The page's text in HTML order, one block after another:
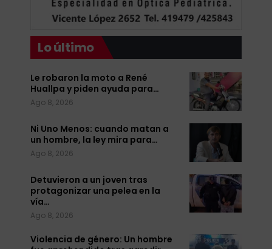
Lo último
Le robaron la moto a René
Huallpa y piden ayuda para…
Ago 8, 2026
Ni Uno Menos: cuando matan a
un hombre, la ley mira para…
Ago 8, 2026
Detuvieron a un joven tras
protagonizar una pelea en la
vía…
Ago 8, 2026
Violencia de género: Un hombre